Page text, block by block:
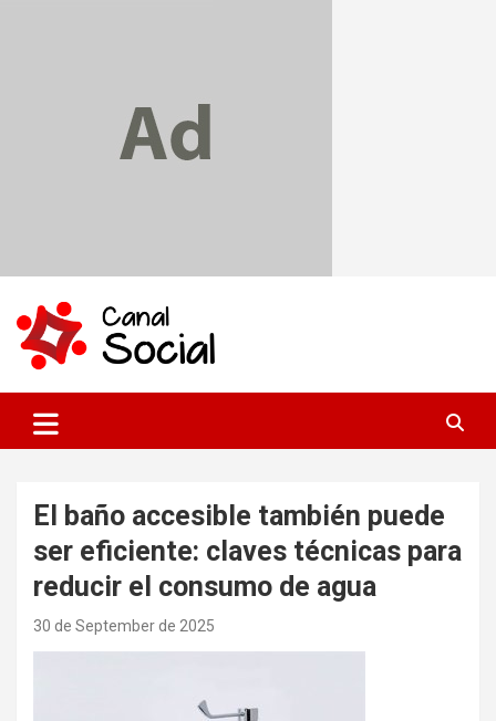
content
Canal Social
El baño accesible también puede
ser eficiente: claves técnicas para
reducir el consumo de agua
30 de September de 2025